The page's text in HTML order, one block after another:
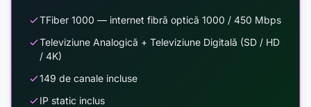
TFiber 1000 — internet fibră optică 1000 / 450 Mbps
Televiziune Analogică + Televiziune Digitală (SD / HD
/ 4K)
149 de canale incluse
IP static inclus